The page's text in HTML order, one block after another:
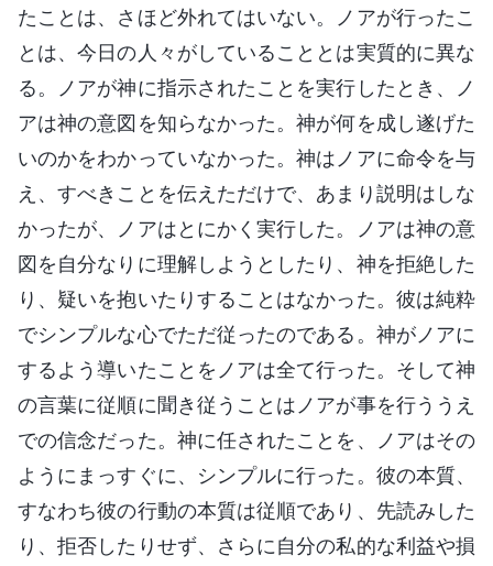
たことは、さほど外れてはいない。ノアが行ったこ
とは、今日の人々がしていることとは実質的に異な
る。ノアが神に指示されたことを実行したとき、ノ
アは神の意図を知らなかった。神が何を成し遂げた
いのかをわかっていなかった。神はノアに命令を与
え、すべきことを伝えただけで、あまり説明はしな
かったが、ノアはとにかく実行した。ノアは神の意
図を自分なりに理解しようとしたり、神を拒絶した
り、疑いを抱いたりすることはなかった。彼は純粋
でシンプルな心でただ従ったのである。神がノアに
するよう導いたことをノアは全て行った。そして神
の言葉に従順に聞き従うことはノアが事を行ううえ
での信念だった。神に任されたことを、ノアはその
ようにまっすぐに、シンプルに行った。彼の本質、
すなわち彼の行動の本質は従順であり、先読みした
り、拒否したりせず、さらに自分の私的な利益や損